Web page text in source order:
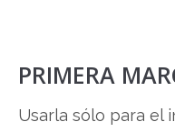
PRIMERA
Usarla sólo para el